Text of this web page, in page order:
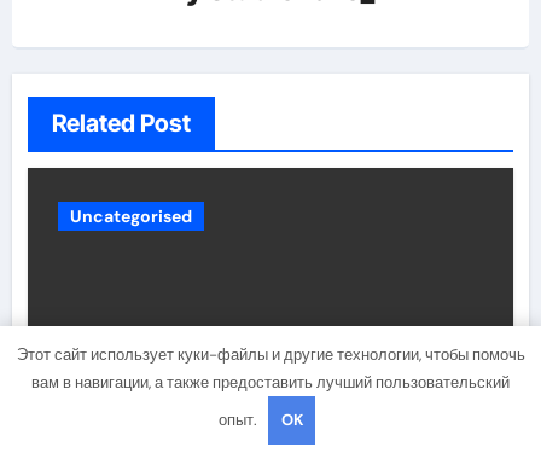
Related Post
Uncategorised
Михаил Москвин — вице-
Этот сайт использует куки-файлы и другие технологии, чтобы помочь
вам в навигации, а также предоставить лучший пользовательский
опыт.
OK